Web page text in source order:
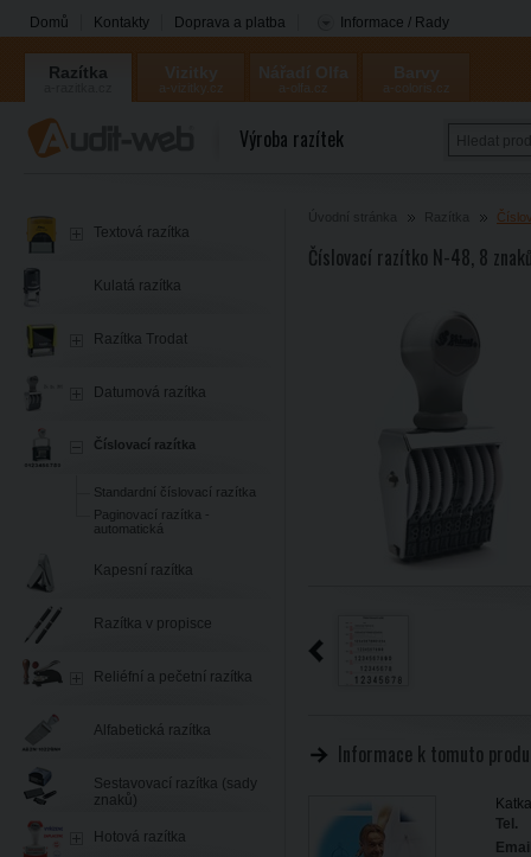
Domů Kontakty Doprava a platba Informace / Rady
Razítka
Coloris
Výroba razítek
Číslovací razítko N-48, 8
Informace k tomuto
Tel.
Textová razítka
Kulatá razítka
Razítka Trodat
Datumová razítka
Číslovací razítka
Standardní číslovací razítka
Paginovací razítka -
automatická
Kapesní razítka
Razítka v propisce
Reliéfní a pečetní razítka
Alfabetická razítka
Sestavovací razítka (sady
znaků)
Hotová razítka